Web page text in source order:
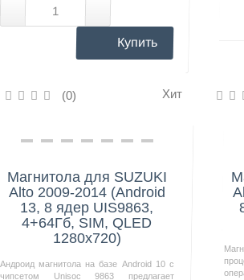
Купить
(0) Хит
Нашли дешевле?
Магнитола для SUZUKI
Alto 2009-2014 (Android
13, 8 ядер UIS9863,
4+64Гб, SIM, QLED
1280x720)
Андроид магнитола на базе Android 10 с
чипсетом Unisoc 9863 предлагает